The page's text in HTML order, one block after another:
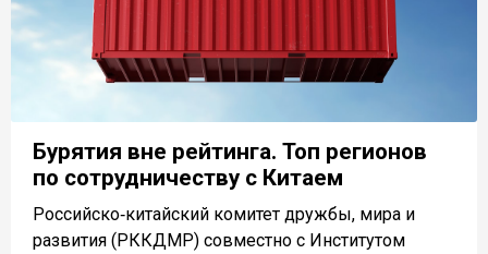
Бурятия вне рейтинга. Топ регионов
по сотрудничеству с Китаем
Российско‑китайский комитет дружбы, мира и
развития (РККДМР) совместно с Институтом